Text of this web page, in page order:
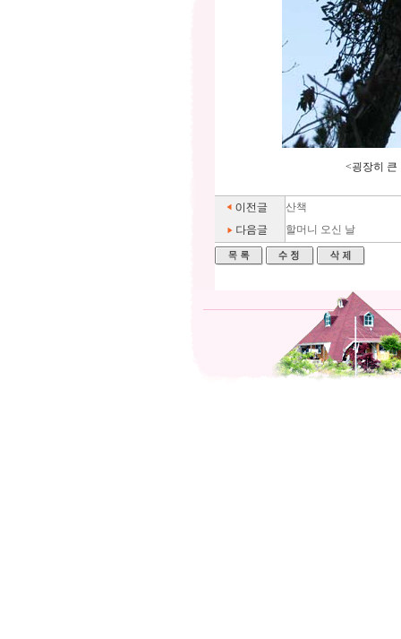
<굉장히 큰
산책
할머니 오신 날